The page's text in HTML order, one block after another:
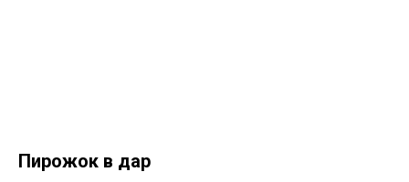
Пирожок в дар